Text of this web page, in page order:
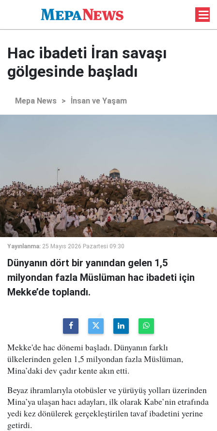
Hac ibadeti İran savaşı
gölgesinde başladı
Mepa News > İnsan ve Yaşam
Yayınlanma: 25 Mayıs 2026 Pazartesi 09:30
Dünyanın dört bir yanından gelen 1,5
milyondan fazla Müslüman hac ibadeti için
Mekke’de toplandı.
Mekke'de hac dönemi başladı. Dünyanın farklı
ülkelerinden gelen 1,5 milyondan fazla Müslüman,
Mina’daki dev çadır kente akın etti.
Beyaz ihramlarıyla otobüsler ve yürüyüş yolları üzerinden
Mina’ya ulaşan hacı adayları, ilk olarak Kabe’nin etrafında
yedi kez dönülerek gerçekleştirilen tavaf ibadetini yerine
getirdi.